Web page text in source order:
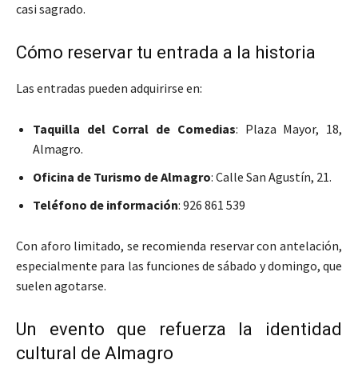
casi sagrado.
Cómo reservar tu entrada a la historia
Las entradas pueden adquirirse en:
Taquilla del Corral de Comedias: Plaza Mayor, 18,
Almagro.
Oficina de Turismo de Almagro: Calle San Agustín, 21.
Teléfono de información: 926 861 539
Con aforo limitado, se recomienda reservar con antelación,
especialmente para las funciones de sábado y domingo, que
suelen agotarse.
Un evento que refuerza la identidad
cultural de Almagro